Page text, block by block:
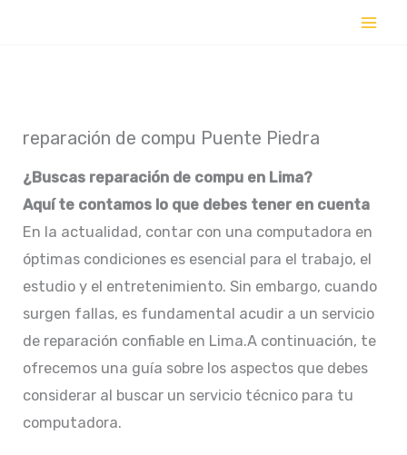
reparación de compu Puente Piedra
¿Buscas reparación de compu en Lima?
Aquí te contamos lo que debes tener en cuenta
En la actualidad, contar con una computadora en
óptimas condiciones es esencial para el trabajo, el
estudio y el entretenimiento. Sin embargo, cuando
surgen fallas, es fundamental acudir a un servicio
de reparación confiable en Lima.A continuación, te
ofrecemos una guía sobre los aspectos que debes
considerar al buscar un servicio técnico para tu
computadora.​